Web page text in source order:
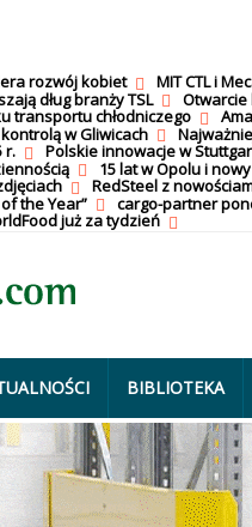
rozwój kobiet MIT CTL i
dług branży TSL
Otwarcie
transportu chłodniczego
w Gliwicach
r.
Polskie innowacje w
15 lat w Opolu i
RedSteel z
the Year”
cargo-partner
już za tydzień
BIBLIOTEKA